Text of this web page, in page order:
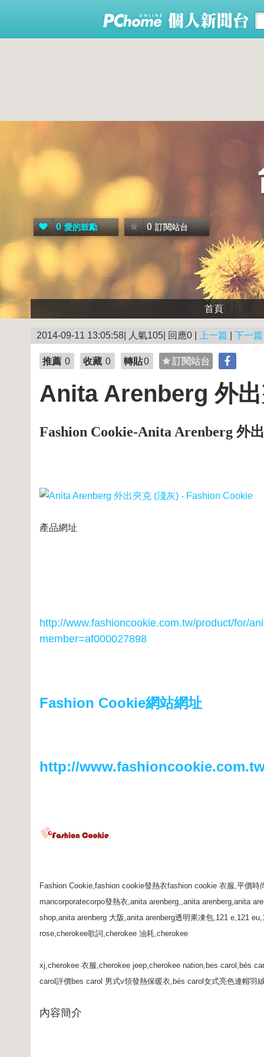
0 愛的鼓勵 0 訂閱站台
首頁
2014-09-11 13:05:58| 人氣105| 回應0 | 上一篇 下一篇
推薦 0 收藏 0 轉貼0 訂閱站台
Anita Arenberg 外
Fashion Cookie-Anita Arenberg 外
產品網址
http://www.fashioncookie.com.tw/product/for/
member=af000027898
Fashion Cookie網站網址
http://
Fashion Cookie,fashion cookie發熱衣fashion cookie 衣服,平價
mancorporatecorpo發熱衣,anita arenberg,,anita arenberg,anita
shop,anita arenberg 大阪,anita arenberg透明果凍包,121 e,121
rose,cherokee歌詞,cherokee 油耗,cherokee
xj,cherokee 衣服,cherokee jeep,cherokee nation,bes carol,bés
carol評價bes carol 男式v領發熱保暖衣,bés carol女式亮色連帽羽
內容簡介